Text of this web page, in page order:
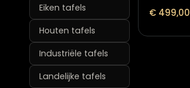
Eiken tafels
Houten tafels
Industriële tafels
Landelijke tafels
€499,00